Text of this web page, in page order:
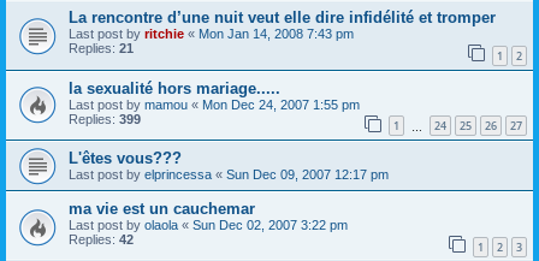
La rencontre d’une nuit veut elle dire infidélité et tromper
Last post by ritchie « Mon Jan 14, 2008 7:43 pm
Replies: 21 1 2
la sexualité hors mariage.....
Last post by mamou « Mon Dec 24, 2007 1:55 pm
Replies: 399 1 24 25 26 27
L'êtes vous???
Last post by elprincessa « Sun Dec 09, 2007 12:17 pm
ma vie est un cauchemar
Last post by olaola « Sun Dec 02, 2007 3:22 pm
Replies: 42 1 2 3